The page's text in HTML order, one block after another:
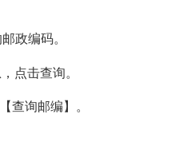
政编码。
点击查询。
询邮编】。